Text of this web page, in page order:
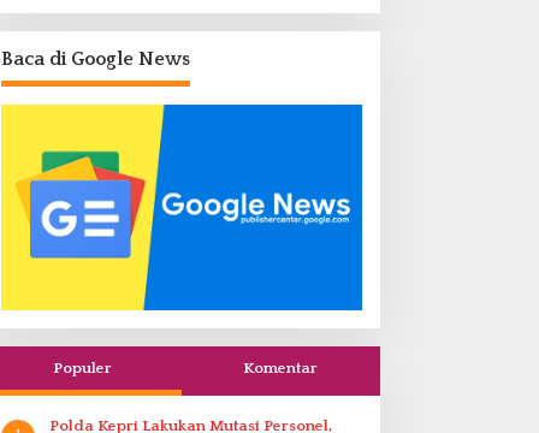
Baca di Google News
Populer Komentar
Polda Kepri Lakukan Mutasi Personel,